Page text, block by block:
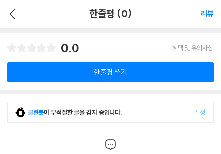
한줄평 (0) 리뷰
0.0 혜택 및 유의사항
한줄평 쓰기
클린봇이 부적절한 글을 감지 중입니다. 설정